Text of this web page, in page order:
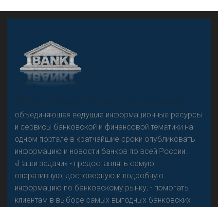
Резкого разворота на рынке автокредитов не
предвидится - «Интервью»
«Н
овости Банков России» – группа компаний,
объединяющая ведущие информационные ресурсы
и сервисы банковской и финансовой тематики на
одном портале в кратчайшие сроки опубликовать
информацию и новости банков по всей России.
«Наши задачи» - предоставлять самую
оперативную, достоверную и подробную
информацию по банковскому рынку; - помогать
клиентам в выборе самых выгодных банковских